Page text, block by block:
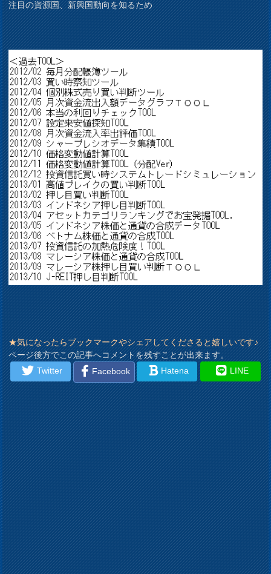
注目の資源国、新興国動向を知るため
★気になったらブックマークやシェアしてくださると嬉しいです♪
ページ後方でこの記事へコメントを残すことが出来ます。
Twitter
Facebook Hatena LINE